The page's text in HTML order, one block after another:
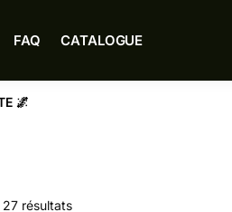
FAQ CATALOGUE
🌌
27 résultats